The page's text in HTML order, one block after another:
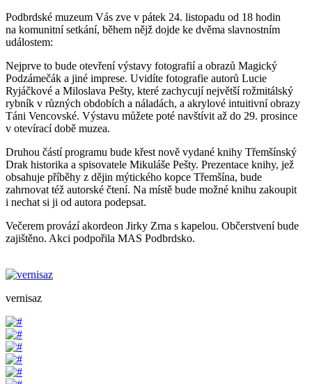
Podbrdské muzeum Vás zve v pátek 24. listopadu od 18 hodin
na komunitní setkání, během nějž dojde ke dvěma slavnostním
událostem:
Nejprve to bude otevření výstavy fotografií a obrazů Magický
Podzámečák a jiné imprese. Uvidíte fotografie autorů Lucie
Ryjáčkové a Miloslava Pešty, které zachycují největší rožmitálský
rybník v různých obdobích a náladách, a akrylové intuitivní obrazy
Táni Vencovské. Výstavu můžete poté navštívit až do 29. prosince
v otevírací době muzea.
Druhou částí programu bude křest nově vydané knihy Třemšínský
Drak historika a spisovatele Mikuláše Pešty. Prezentace knihy, jež
obsahuje příběhy z dějin mýtického kopce Třemšína, bude
zahrnovat též autorské čtení. Na místě bude možné knihu zakoupit
i nechat si ji od autora podepsat.
Večerem provází akordeon Jirky Zrna s kapelou. Občerstvení bude
zajištěno. Akci podpořila MAS Podbrdsko.
vernisaz